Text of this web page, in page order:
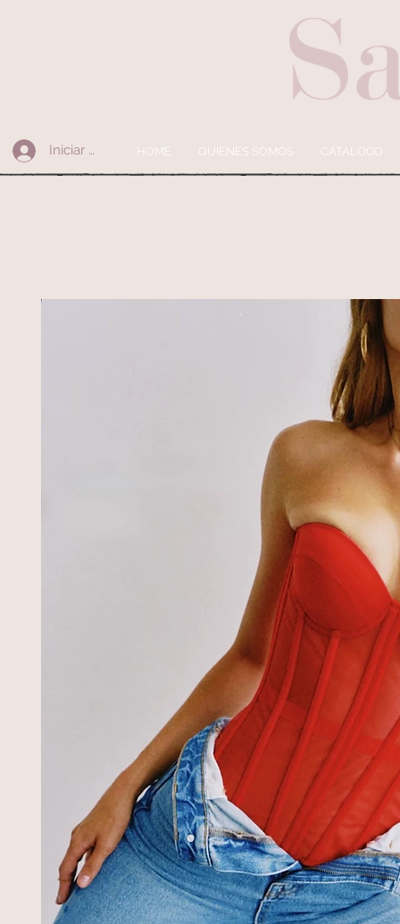
Iniciar sesión HOME QUIENES SOMOS CÁTALOGO